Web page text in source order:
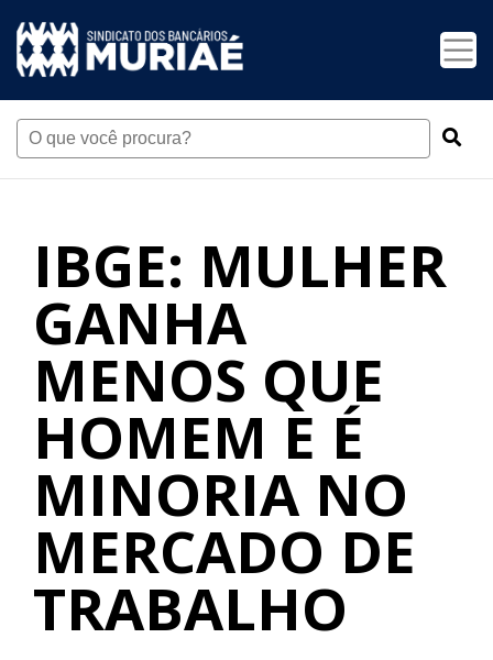
IBGE: MULHER
GANHA
MENOS QUE
HOMEM E É
MINORIA NO
MERCADO DE
TRABALHO